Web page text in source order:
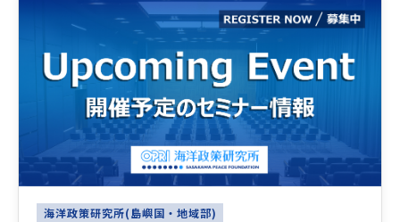
海洋政策研究所(島嶼国・地域部)